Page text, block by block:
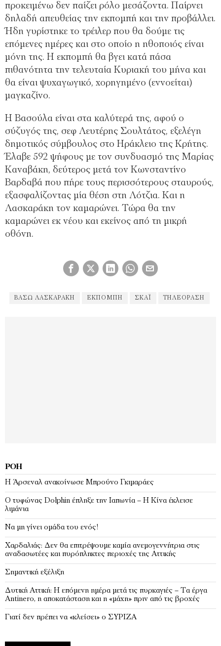
προκειμένω δεν παίζει ρόλο μεσάζοντα. Παίρνει
δηλαδή απευθείας την εκπομπή και την προβάλλει.
Ήδη γυρίστηκε το τρέιλερ που θα δούμε τις
επόμενες ημέρες και στο οποίο η ηθοποιός είναι
μόνη της. Η εκπομπή θα βγει κατά πάσα
πιθανότητα την τελευταία Κυριακή του μήνα και
θα είναι ψυχαγωγικό, χορηγημένο (εννοείται)
μαγκαζίνο.
Η Βασούλα είναι στα καλύτερά της, αφού ο
σύζυγός της, σεφ Λευτέρης Σουλτάτος, εξελέγη
δημοτικός σύμβουλος στο Ηράκλειο της Κρήτης.
Έλαβε 592 ψήφους με τον συνδυασμό της Μαρίας
Καναβάκη, δεύτερος μετά τον Κωνσταντίνο
Βαρδαβά που πήρε τους περισσότερους σταυρούς,
εξασφαλίζοντας μία θέση στη Λότζια. Και η
Λασκαράκη τον καμαρώνει. Τώρα θα την
καμαρώνει εκ νέου και εκείνος από τη μικρή
οθόνη.
ΒΆΣΩ ΛΑΣΚΑΡΆΚΗ ΕΚΠΟΜΠΉ ΣΚΑΪ ΤΗΛΕΌΡΑΣΗ
ΡΟΉ
Η Άρσεναλ ανακοίνωσε Μπρούνο Γκιμαράες
Ο τυφώνας Dolphin έπληξε την Ιαπωνία – H Κίνα έκλεισε
λιμάνια
Να μη γίνει ομάδα του ενός!
Χαρδαλιάς: Δεν θα επιτρέψουμε καμία ανεμογεννήτρια στις
αναδασωτέες και πυρόπληκτες περιοχές της Αττικής
Σημαντική εξέλιξη
Δυτική Αττική: Η επόμενη ημέρα μετά τις πυρκαγιές – Τα έργα
Antinero, η αποκατάσταση και η «μάχη» πριν από τις βροχές
Γιατί δεν πρέπει να «κλείσει» ο ΣΥΡΙΖΑ